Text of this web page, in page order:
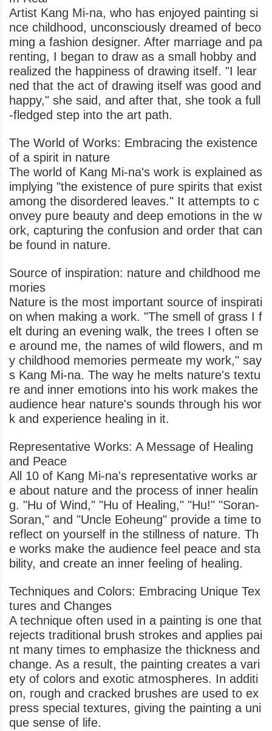
Artist Kang Mi-na, who has enjoyed painting si
nce childhood, unconsciously dreamed of beco
ming a fashion designer. After marriage and pa
renting, I began to draw as a small hobby and
realized the happiness of drawing itself. "I lear
ned that the act of drawing itself was good and
happy," she said, and after that, she took a full
-fledged step into the art path.
The World of Works: Embracing the existence
of a spirit in nature
The world of Kang Mi-na's work is explained as
implying "the existence of pure spirits that exist
among the disordered leaves." It attempts to c
onvey pure beauty and deep emotions in the w
ork, capturing the confusion and order that can
be found in nature.
Source of inspiration: nature and childhood me
mories
Nature is the most important source of inspirati
on when making a work. "The smell of grass I f
elt during an evening walk, the trees I often se
e around me, the names of wild flowers, and m
y childhood memories permeate my work," say
s Kang Mi-na. The way he melts nature's textu
re and inner emotions into his work makes the
audience hear nature's sounds through his wor
k and experience healing in it.
Representative Works: A Message of Healing
and Peace
All 10 of Kang Mi-na's representative works ar
e about nature and the process of inner healin
g. "Hu of Wind," "Hu of Healing," "Hu!" "Soran-
Soran," and "Uncle Eoheung" provide a time to
reflect on yourself in the stillness of nature. Th
e works make the audience feel peace and sta
bility, and create an inner feeling of healing.
Techniques and Colors: Embracing Unique Tex
tures and Changes
A technique often used in a painting is one that
rejects traditional brush strokes and applies pai
nt many times to emphasize the thickness and
change. As a result, the painting creates a vari
ety of colors and exotic atmospheres. In additi
on, rough and cracked brushes are used to ex
press special textures, giving the painting a uni
que sense of life.